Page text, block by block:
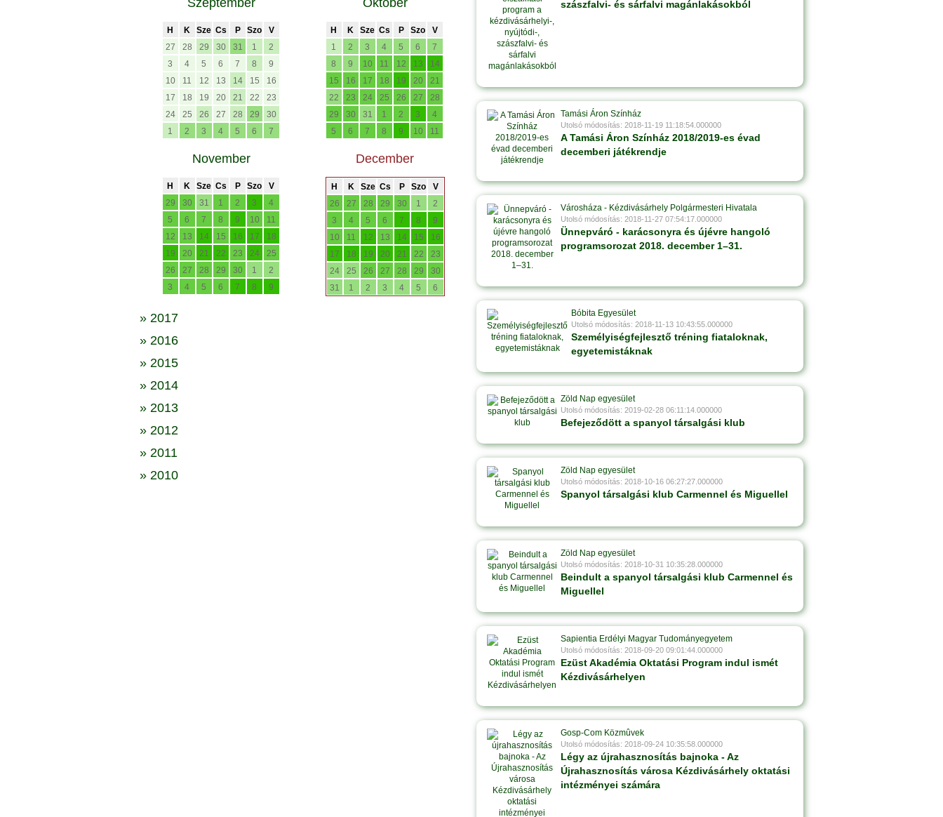
Szeptember
H K Sze Cs P Szo
V
27
28 29 30 31 1
2
3
4 5 6 7 8
9
10
11 12 13 14 15
16
17
18 19 20 21 22
23
24
25 26 27 28 29
30
1
2 3 4 5 6 7
Október
H K Sze Cs P Szo
V
1
2 3 4 5 6
7
8
9 10 11 12 13
14
15
16 17 18 19 20
21
22
23 24 25 26 27
28
29
30 31 1 2 3
4
5
6 7 8 9 10 11
November
H K Sze Cs P Szo
V
29
30 31 1 2 3
4
5
6 7 8 9 10
11
12
13 14 15 16 17
18
19
20 21 22 23 24
25
26
27 28 29 30 1
2
3
4 5 6 7 8 9
December
H K Sze Cs P Szo
V
26
27 28 29 30 1
2
3
4 5 6 7 8
9
10
11 12 13 14 15
16
17
18 19 20 21 22
23
24
25 26 27 28 29
30
31
1 2 3 4 5 6
» 2017
» 2016
» 2015
» 2014
» 2013
» 2012
» 2011
» 2010
szászfalvi- és sárfalvi magánlakásokból
Tamási Áron Színház
Utolsó módosítás: 2018-11-19 11:18:54.000000
A Tamási Áron Színház 2018/2019-es évad
decemberi játékrendje
Városháza - Kézdivásárhely Polgármesteri Hivatala
Utolsó módosítás: 2018-11-27 07:54:17.000000
Ünnepváró - karácsonyra és újévre hangoló
programsorozat 2018. december 1–31.
Bóbita Egyesület
Utolsó módosítás: 2018-11-13 10:43:55.000000
Személyiségfejlesztő tréning fiataloknak,
egyetemistáknak
Zöld Nap egyesület
Utolsó módosítás: 2019-02-28 06:11:14.000000
Befejeződött a spanyol társalgási klub
Zöld Nap egyesület
Utolsó módosítás: 2018-10-16 06:27:27.000000
Spanyol társalgási klub Carmennel és Miguellel
Zöld Nap egyesület
Utolsó módosítás: 2018-10-31 10:35:28.000000
Beindult a spanyol társalgási klub Carmennel és
Miguellel
Sapientia Erdélyi Magyar Tudományegyetem
Utolsó módosítás: 2018-09-20 09:01:44.000000
Ezüst Akadémia Oktatási Program indul ismét
Kézdivásárhelyen
Gosp-Com Közmûvek
Utolsó módosítás: 2018-09-24 10:35:58.000000
Légy az újrahasznosítás bajnoka - Az
Újrahasznosítás városa Kézdivásárhely oktatási
intézményei számára